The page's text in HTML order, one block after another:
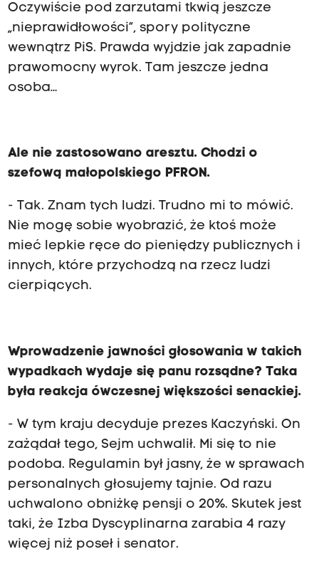
Oczywiście pod zarzutami tkwią jeszcze
„nieprawidłowości”, spory polityczne
wewnątrz PiS. Prawda wyjdzie jak zapadnie
prawomocny wyrok. Tam jeszcze jedna
osoba…
Ale nie zastosowano aresztu. Chodzi o
szefową małopolskiego PFRON.
- Tak. Znam tych ludzi. Trudno mi to mówić.
Nie mogę sobie wyobrazić, że ktoś może
mieć lepkie ręce do pieniędzy publicznych i
innych, które przychodzą na rzecz ludzi
cierpiących.
Wprowadzenie jawności głosowania w takich
wypadkach wydaje się panu rozsądne? Taka
była reakcja ówczesnej większości senackiej.
- W tym kraju decyduje prezes Kaczyński. On
zażądał tego, Sejm uchwalił. Mi się to nie
podoba. Regulamin był jasny, że w sprawach
personalnych głosujemy tajnie. Od razu
uchwalono obniżkę pensji o 20%. Skutek jest
taki, że Izba Dyscyplinarna zarabia 4 razy
więcej niż poseł i senator.